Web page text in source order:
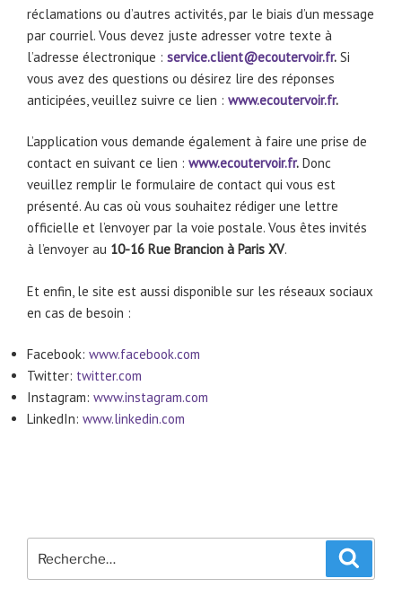
réclamations ou d’autres activités, par le biais d’un message
par courriel. Vous devez juste adresser votre texte à
l’adresse électronique : service.client@ecoutervoir.fr. Si
vous avez des questions ou désirez lire des réponses
anticipées, veuillez suivre ce lien : www.ecoutervoir.fr.
L’application vous demande également à faire une prise de
contact en suivant ce lien : www.ecoutervoir.fr. Donc
veuillez remplir le formulaire de contact qui vous est
présenté. Au cas où vous souhaitez rédiger une lettre
officielle et l’envoyer par la voie postale. Vous êtes invités
à l’envoyer au 10-16 Rue Brancion à Paris XV.
Et enfin, le site est aussi disponible sur les réseaux sociaux
en cas de besoin :
Facebook: www.facebook.com
Twitter: twitter.com
Instagram: www.instagram.com
LinkedIn: www.linkedin.com
pour